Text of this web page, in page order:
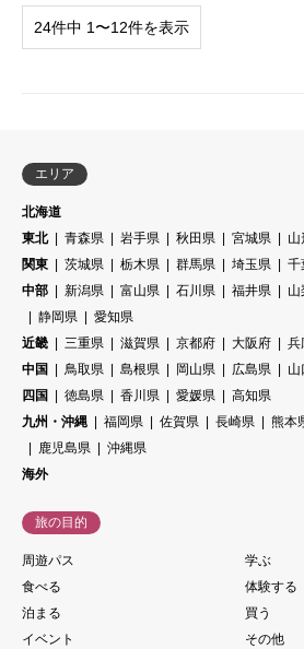
24件中 1〜12件を表示
エリア
北海道
東北
青森県 岩手県 秋田県 宮城県 山
関東
茨城県 栃木県 群馬県 埼玉県 千
中部
新潟県 富山県 石川県 福井県 山
静岡県
愛知県
近畿
三重県 滋賀県 京都府 大阪府 兵
中国
鳥取県 島根県 岡山県 広島県
山
四国
徳島県 香川県 愛媛県
高知県
九州・沖縄
福岡県 佐賀県 長崎県 熊本
鹿児島県
沖縄県
海外
旅の目的
周遊パス
学ぶ
食べる
体験する
泊まる
買う
イベント
その他